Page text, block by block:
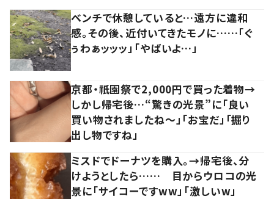
ベンチで休憩していると…遠方に違和
感。その後、近付いてきたモノに……「ぐ
ぅわぁッッッ」「やばいよ…」
京都・祇園祭で2,000円で買った着物→
しかし帰宅後…“驚きの光景”に「良い
買い物されましたね～」「お宝だ」「掘り
出し物ですね」
ミスドでドーナツを購入。→帰宅後、分
けようとしたら…… 目からウロコの光
景に「サイコーですww」「激しいw」